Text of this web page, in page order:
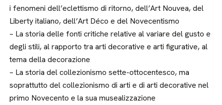
i fenomeni dell’eclettismo di ritorno, dell’Art Nouvea, del
Liberty italiano, dell’Art Déco e del Novecentismo
– La storia delle fonti critiche relative al variare del gusto e
degli stili, al rapporto tra arti decorative e arti figurative, al
tema della decorazione
– La storia del collezionismo sette-ottocentesco, ma
soprattutto del collezionismo di arti e di arti decorative nel
primo Novecento e la sua musealizzazione